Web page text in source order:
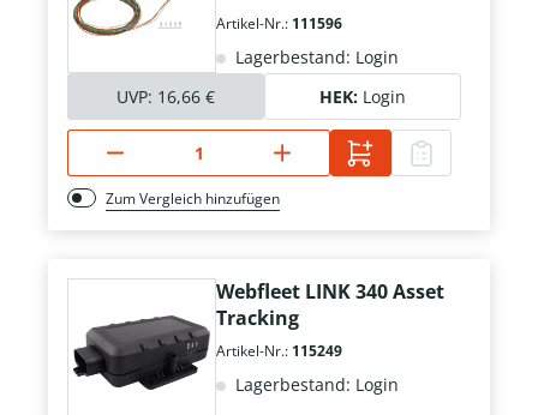
Artikel-Nr.: 111596
Lagerbestand: Login
UVP: 16,66 € HEK: Login
Zum Vergleich hinzufügen
Webfleet LINK 340 Asset
Tracking
Artikel-Nr.: 115249
Lagerbestand: Login